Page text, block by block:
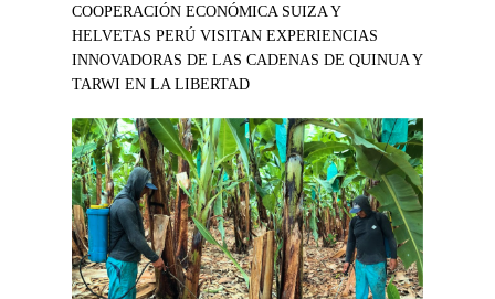
COOPERACIÓN ECONÓMICA SUIZA Y
HELVETAS PERÚ VISITAN EXPERIENCIAS
INNOVADORAS DE LAS CADENAS DE QUINUA Y
TARWI EN LA LIBERTAD